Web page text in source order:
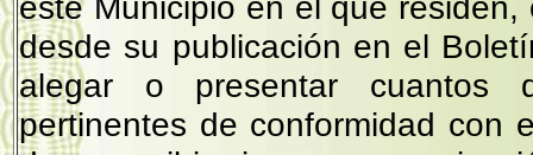
desde su publicación en el
alegar o presentar cuantos
pertinentes de conformidad con